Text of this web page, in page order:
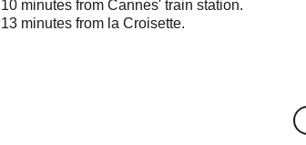
10 minutes from Cannes' train station.
13 minutes from la Croisette.